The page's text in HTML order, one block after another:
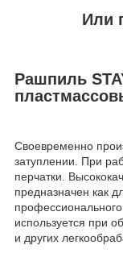
Или
Рашпиль
Своевременно
затуплении. При
перчатки.
предназначен как
используется при
и других